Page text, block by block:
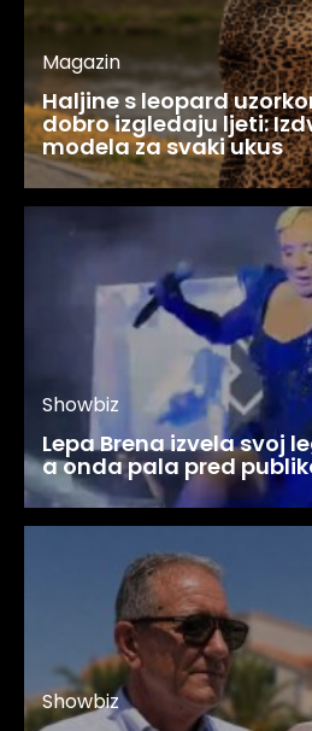
Magazin
Haljine s leopard
dobro izgledaju ljeti:
modela za svaki ukus
Showbiz
Lepa Brena izvela svoj
a onda pala pred
Showbiz